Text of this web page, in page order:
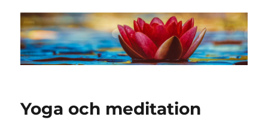
Yoga och meditation